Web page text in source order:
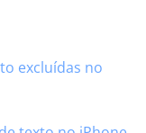
excluídas no